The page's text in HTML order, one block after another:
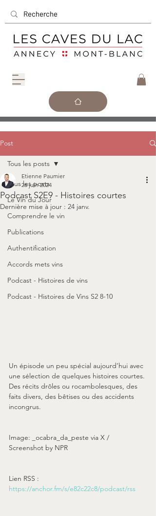
Post
Tous les posts
Le Vin du Jour
Comprendre le vin
Publications
Authentification
Accords mets vins
Podcast - Histoires de vins
Podcast - Histoires de Vins S2 8-10
Tous les posts
Podcast S2E9 - Histoires courtes
Etienne Paumier
26 juin 2024
Dernière mise à jour : 24 janv.
Un épisode un peu spécial aujourd’hui avec
une sélection de quelques histoires courtes.
Des récits drôles ou rocambolesques, des
faits divers, des bêtises ou des accidents
incongrus.
Image:
ocabra_da_peste via X /
Screenshot by NPR
Lien RSS :
https://anchor.fm/s/e82c22c8/podcast/rss